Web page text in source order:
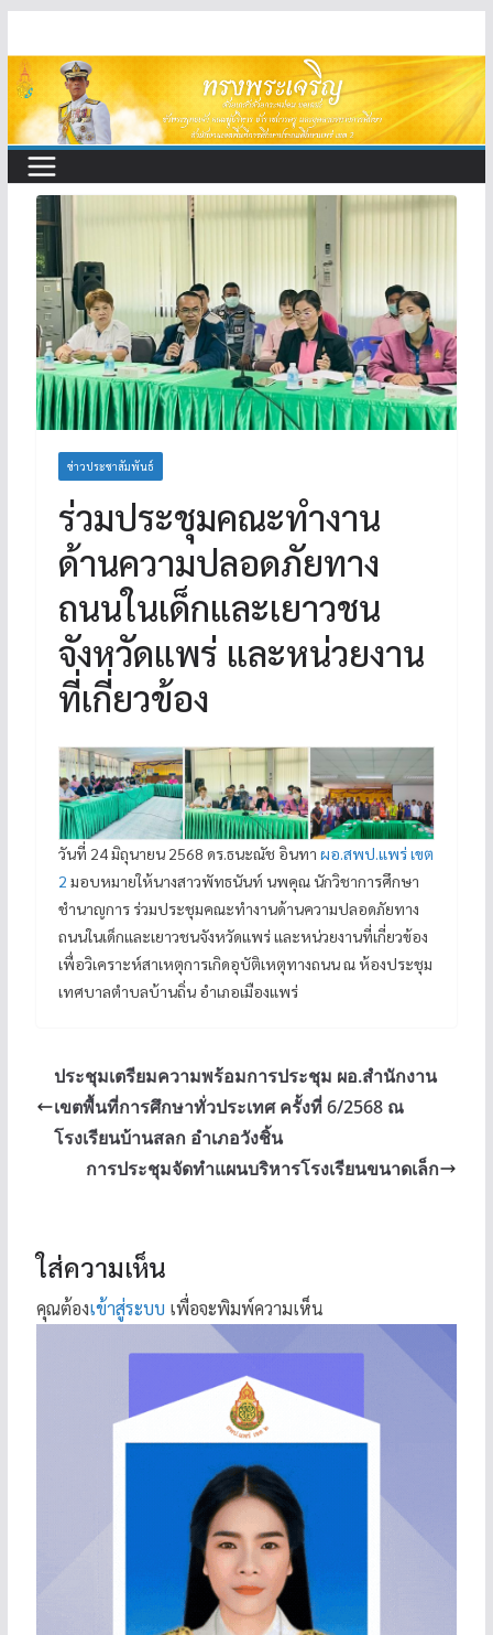
to
content
ข่าวประชาสัมพันธ์
ร่วมประชุมคณะทำงาน
ด้านความปลอดภัยทาง
ถนนในเด็กและเยาวชน
จังหวัดแพร่ และหน่วยงาน
ที่เกี่ยวข้อง
วันที่ 24 มิถุนายน 2568 ดร.ธนะณัช อินทา ผอ.สพป.แพร่ เขต
2 มอบหมายให้นางสาวพัทธนันท์ นพคุณ นักวิชาการศึกษา
ชำนาญการ ร่วมประชุมคณะทำงานด้านความปลอดภัยทาง
ถนนในเด็กและเยาวชนจังหวัดแพร่ และหน่วยงานที่เกี่ยวข้อง
เพื่อวิเคราะห์สาเหตุการเกิดอุบัติเหตุทางถนน ณ ห้องประชุม
เทศบาลตำบลบ้านถิ่น อำเภอเมืองแพร่
ประชุมเตรียมความพร้อมการประชุม ผอ.สำนักงาน
เขตพื้นที่การศึกษาทั่วประเทศ ครั้งที่ 6/2568 ณ
โรงเรียนบ้านสลก อำเภอวังชิ้น
การประชุมจัดทำแผนบริหารโรงเรียนขนาดเล็ก
ใส่ความเห็น
คุณต้องเข้าสู่ระบบ เพื่อจะพิมพ์ความเห็น